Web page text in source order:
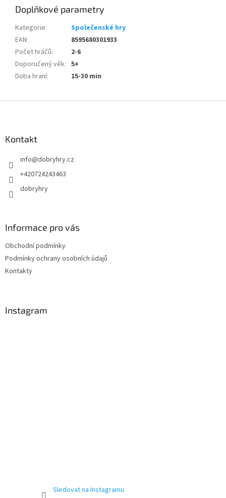
Doplňkové parametry
Kategorie:
Společenské hry
EAN:
8595680301933
Počet hráčů:
2-6
Doporučený věk: 5+
Doba hraní: 15-30 min
Kontakt
info@dobryhry.cz
+420724243463
dobryhry
Informace pro vás
Obchodní podmínky
Podmínky ochrany osobních údajů
Kontakty
Instagram
Sledovat na Instagramu